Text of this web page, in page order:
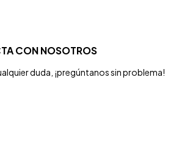
CON NOSOTROS
duda, ¡pregúntanos sin problema!